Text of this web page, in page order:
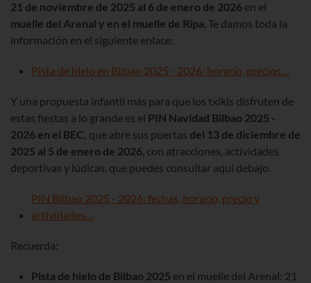
21 de noviembre de 2025 al 6 de enero de 2026 en el
muelle del Arenal y en el muelle de Ripa. Te damos toda la
información en el siguiente enlace:
Pista de hielo en Bilbao 2025 - 2026: horario, precios…
Y una propuesta infantil más para que los txikis disfruten de
estas fiestas a lo grande es el PIN Navidad Bilbao 2025 -
2026 en el BEC, que abre sus puertas del 13 de diciembre de
2025 al 5 de enero de 2026, con atracciones, actividades
deportivas y lúdicas, que puedes consultar aquí debajo.
PIN Bilbao 2025 - 2026: fechas, horario, precio y
actividades…
Recuerda:
Pista de hielo de Bilbao 2025 en el muelle del Arenal: 21